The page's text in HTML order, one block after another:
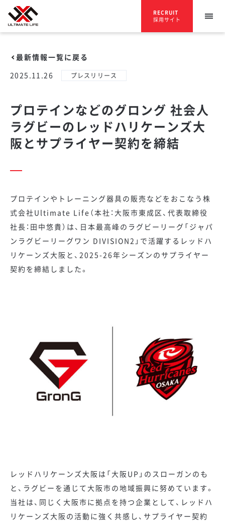
RECRUIT
採用サイト
最新情報一覧に戻る
2025.11.26
プレスリリース
プロテインなどのグロング 社会人
ラグビーのレッドハリケーンズ大
阪とサプライヤー契約を締結
プロテインやトレーニング器具の販売などをおこなう株
式会社Ultimate Life（本社：大阪市東成区、代表取締役
社長：田中悠貴）は、日本最高峰のラグビーリーグ「ジャパ
ンラグビーリーグワン DIVISION2」で活躍するレッドハ
リケーンズ大阪と、2025-26年シーズンのサプライヤー
契約を締結しました。
レッドハリケーンズ大阪は「大阪UP」のスローガンのも
と、ラグビーを通じて大阪市の地域振興に努めています。
当社は、同じく大阪市に拠点を持つ企業として、レッドハ
リケーンズ大阪の活動に強く共感し、サプライヤー契約